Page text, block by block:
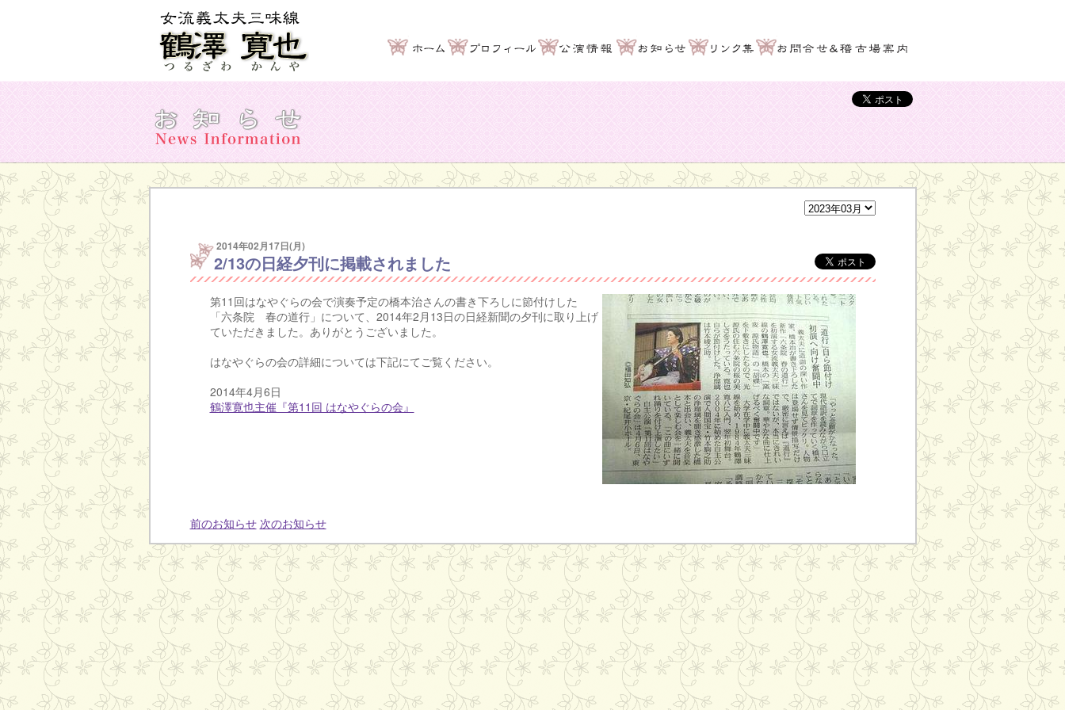
2014年02月17日(月)
2/13の日経夕刊に掲載されました
第11回はなやぐらの会で演奏予定の橋本治さんの書き下ろしに節付けした
「六条院 春の道行」について、2014年2月13日の日経新聞の夕刊に取り上げ
ていただきました。ありがとうございました。
はなやぐらの会の詳細については下記にてご覧ください。
2014年4月6日
鶴澤寛也主催『第11回 はなやぐらの会』
前のお知らせ 次のお知らせ